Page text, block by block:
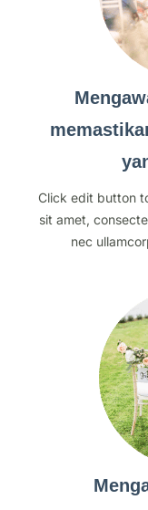
Click edit button
sit amet,
nec